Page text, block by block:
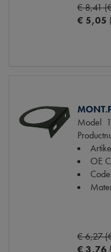
€ 8,41
€ 5,05
Model
OE
€ 6,27
€ 3,76